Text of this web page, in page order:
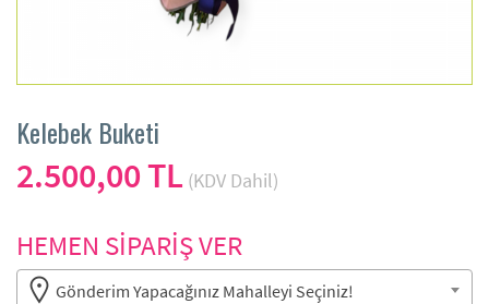
Kelebek Buketi
2.500,00 TL (KDV Dahil)
HEMEN SİPARİŞ VER
Gönderim Yapacağınız Mahalleyi Seçiniz!